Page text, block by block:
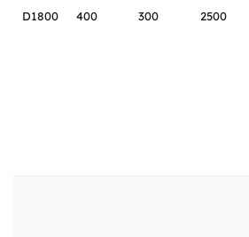
D1800 400 300 2500